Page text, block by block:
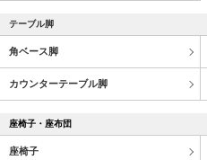
テーブル脚
角ベース脚
カウンターテーブル脚
座椅子・座布団
座椅子